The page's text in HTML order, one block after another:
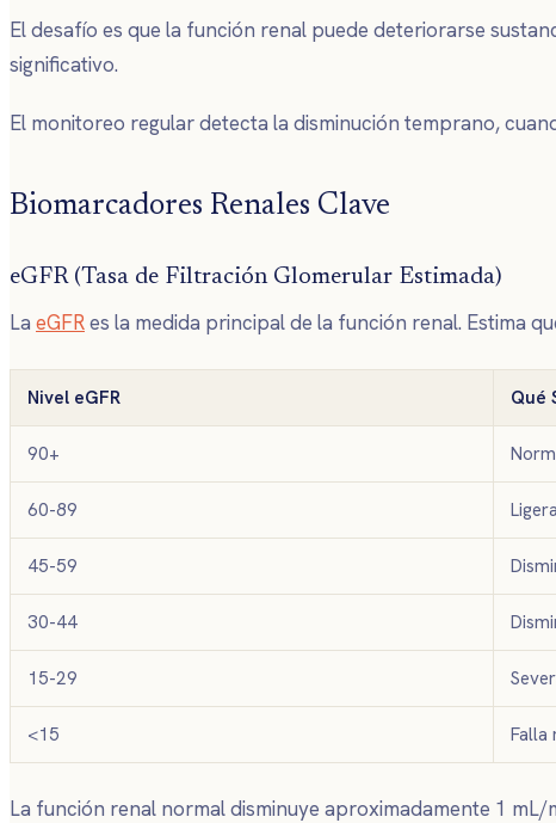
El desafío es que la función renal puede deteriorarse
significativo.
El monitoreo regular detecta la disminución temprano,
Biomarcadores Renales Clave
eGFR (Tasa de Filtración Glomerular Estimada)
La eGFRes la medida principal de la función renal. Estima
Nivel eGFR Qué
90+
60-89
45-59
30-44
15-29
<15 Falla
La función renal normal disminuye aproximadamente 1